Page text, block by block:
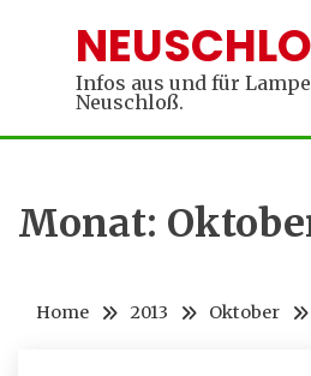
Infos aus und für
Neuschloß.
Monat:
Home 2013 Oktober